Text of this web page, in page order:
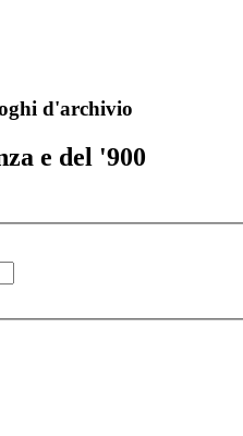
d'archivio
e del '900